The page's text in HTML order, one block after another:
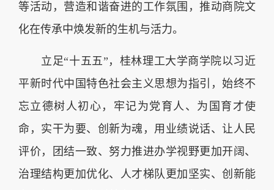
等活动，营造和谐奋进的工作氛围，推动商院文
化在传承中焕发新的生机与活力。
立足“十五五”，桂林理工大学商学院以习近
平新时代中国特色社会主义思想为指引，始终不
忘立德树人初心，牢记为党育人、为国育才使
命，实干为要、创新为魂，用业绩说话、让人民
评价，团结一致、努力推进办学视野更加开阔、
治理结构更加优化、人才梯队更加坚实、创新能